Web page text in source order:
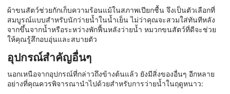
ผ้าขนสัตว์ช่วยกักเก็บความร้อนแม้ในสภาพเปียกชื้น จึงเป็นตัวเลือกที่
สมบูรณ์แบบสำหรับนักว่ายน้ำในน้ำเย็น ไม่ว่าคุณจะสวมใส่ทันทีหลัง
จากขึ้นจากน้ำหรือระหว่างพักฟื้นหลังว่ายน้ำ หมวกขนสัตว์ที่ดีจะช่วย
ให้คุณรู้สึกอบอุ่นและสบายตัว
อุปกรณ์สำคัญอื่นๆ
นอกเหนือจากอุปกรณ์ที่กล่าวถึงข้างต้นแล้ว ยังมีสิ่งของอื่นๆ อีกหลาย
อย่างที่คุณควรพิจารณานำไปด้วยสำหรับการว่ายน้ำในฤดูหนาว: